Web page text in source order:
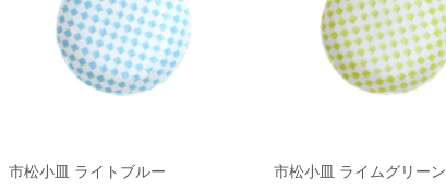
市松小皿 ライトブルー 市松小皿 ライムグリーン